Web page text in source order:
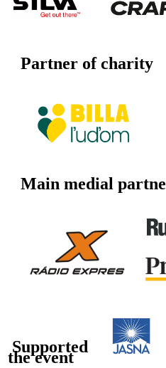
Partner of charity
Main medial
Supported
the event